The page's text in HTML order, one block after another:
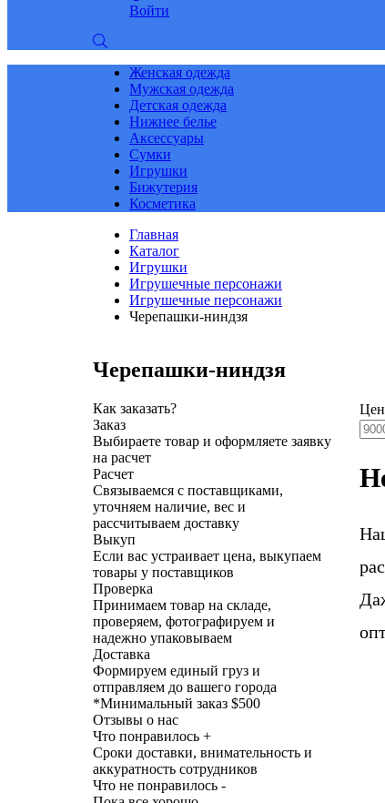
Войти
Женская одежда
Мужская одежда
Детская одежда
Нижнее белье
Аксессуары
Сумки
Игрушки
Бижутерия
Косметика
Главная
Каталог
Игрушки
Игрушечные персонажи
Игрушечные персонажи
Черепашки-ниндзя
Черепашки-ниндзя
Как заказать?
Заказ
Выбираете товар и оформляете заявку
на расчет
Расчет
Связываемся с поставщиками,
уточняем наличие, вес и
рассчитываем доставку
Выкуп
Если вас устраивает цена, выкупаем
товары у поставщиков
Проверка
Принимаем товар на складе,
проверяем, фотографируем и
надежно упаковываем
Доставка
Формируем единый груз и
отправляем до вашего города
*Минимальный заказ $500
Отзывы о нас
Что понравилось +
Сроки доставки, внимательность и
аккуратность сотрудников
Что не понравилось -